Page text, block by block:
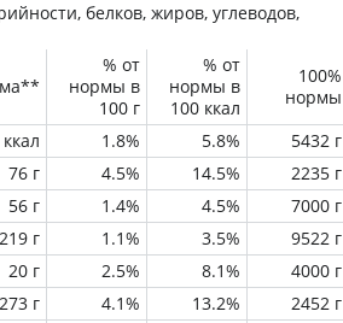
белков, жиров, углеводов,
% от
нормы в
100 г
% от
нормы в
100 ккал
100%
нормы
1.8% 5.8%
5432 г
76 г 4.5% 14.5%
2235 г
56 г 1.4% 4.5%
7000 г
219 г 1.1% 3.5%
9522 г
20 г 2.5% 8.1%
4000 г
г 4.1% 13.2%
2452 г